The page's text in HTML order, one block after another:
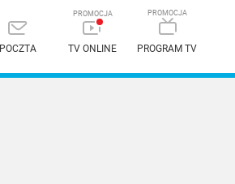
POCZTA TV ONLINE PROGRAM TV